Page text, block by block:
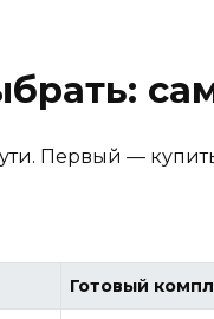
Первый —
Готовый